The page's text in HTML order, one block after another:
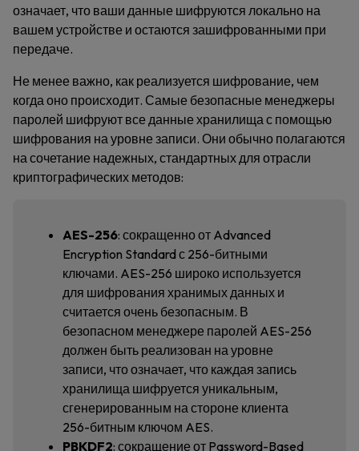
означает, что ваши данные шифруются локально на
вашем устройстве и остаются зашифрованными при
передаче.
Не менее важно, как реализуется шифрование, чем
когда оно происходит. Самые безопасные менеджеры
паролей шифруют все данные хранилища с помощью
шифрования на уровне записи. Они обычно полагаются
на сочетание надежных, стандартных для отрасли
криптографических методов:
AES-256: сокращенно от Advanced
Encryption Standard с 256-битными
ключами. AES-256 широко используется
для шифрования хранимых данных и
считается очень безопасным. В
безопасном менеджере паролей AES-256
должен быть реализован на уровне
записи, что означает, что каждая запись
хранилища шифруется уникальным,
сгенерированным на стороне клиента
256-битным ключом AES.
PBKDF2: сокращение от Password-Based